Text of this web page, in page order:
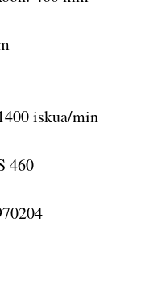
iskua/min
460